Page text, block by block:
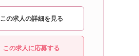
この求人の詳細を見る
この求人に応募する